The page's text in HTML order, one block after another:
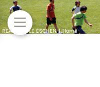
Zum Inhalt springen